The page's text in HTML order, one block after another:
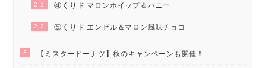
2.1 ④くりド マロンホイップ＆ハニー
2.2 ⑤くりド エンゼル＆マロン風味チョコ
3 【ミスタードーナツ】秋のキャンペーンも開催！